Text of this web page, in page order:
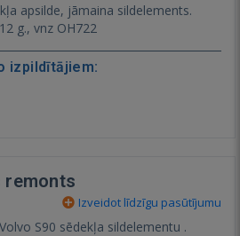
apsilde, jāmaina sildelements.
g., vnz OH722
izpildītājiem:
remonts
Izveidot līdzīgu pasūtījumu
S90 sēdekļa sildelementu .